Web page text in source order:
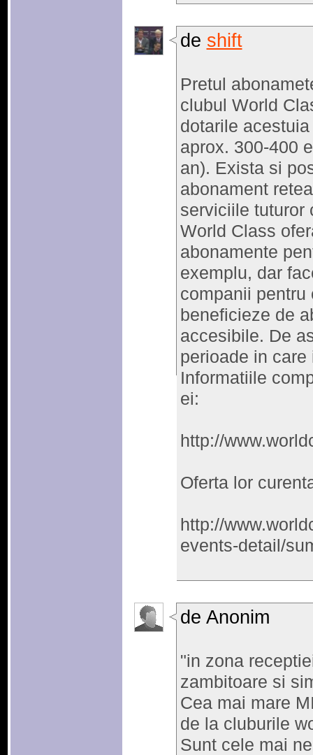
de shift
Pretul
clubul World
dotarile
aprox. 300-400
an). Exista si
abonament
serviciile tuturor
World Class
abonamente
exemplu, dar
companii pentru
beneficieze de
accesibile. De
perioade in
Informatiile
ei:
http://
Oferta lor
http://
events-detail/
de Anonim
"in zona
zambitoare si
Cea mai mare
de la cluburile
Sunt cele mai